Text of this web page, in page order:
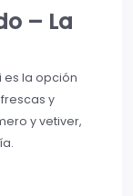
– La
es la opción
y
y vetiver,